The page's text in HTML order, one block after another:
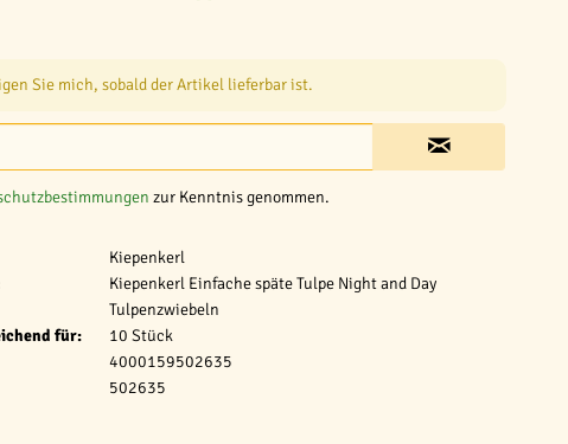
Sie mich, sobald der Artikel lieferbar ist.
zur Kenntnis genommen.
Kiepenkerl
Kiepenkerl Einfache späte Tulpe Night and Day
Tulpenzwiebeln
für:
10 Stück
4000159502635
502635